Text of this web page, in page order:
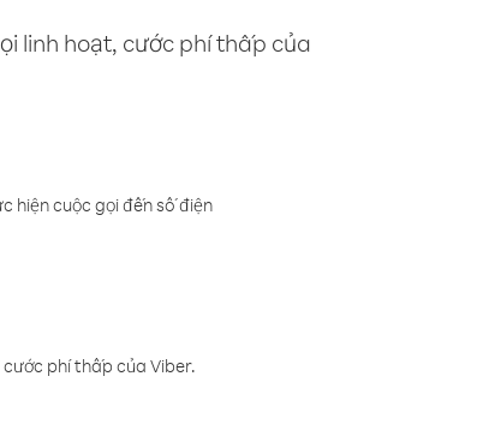
linh hoạt, cước phí thấp của
hiện cuộc gọi đến số điện
phí thấp của Viber.